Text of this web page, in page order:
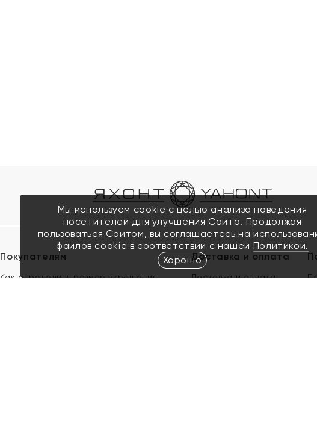
Покупателям
Как определить размер украшения
Доставка и оплата
Доставка и оплата
Мы используем cookie с целью анализа поведения
посетителей для улучшения Сайта. Продолжая
пользоваться Сайтом, вы соглашаетесь на
файлов cookie в соответствии с нашей Политикой.
Хорошо